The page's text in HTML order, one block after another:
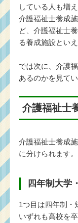
している人も増
介護福祉士養成
ど、介護福祉士
る養成施設といえ
では次に、介護
あるのかを見て
介護福祉士
介護福祉士養成
に分けられます。
四年制大学
1つ目は四年制・
いずれも高校を